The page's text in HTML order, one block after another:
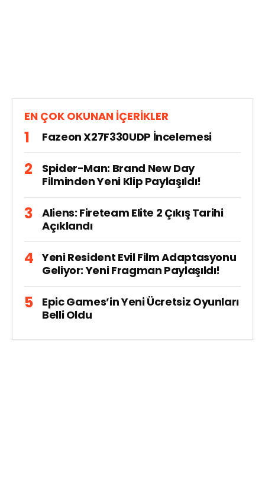
EN ÇOK OKUNAN İÇERİKLER
Fazeon X27F330UDP İncelemesi
Spider-Man: Brand New Day
Filminden Yeni Klip Paylaşıldı!
Aliens: Fireteam Elite 2 Çıkış Tarihi
Açıklandı
Yeni Resident Evil Film Adaptasyonu
Geliyor: Yeni Fragman Paylaşıldı!
Epic Games’in Yeni Ücretsiz Oyunları
Belli Oldu